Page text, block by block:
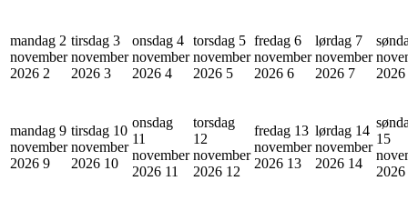
mandag 2
november
2026 2
tirsdag 3
november
2026 3
onsdag 4
november
2026 4
torsdag 5
november
2026 5
fredag 6
november
2026 6
lørdag 7
november
2026 7
2026
mandag 9
november
2026 9
tirsdag 10
november
2026 10
onsdag
11
november
2026 11
torsdag
12
november
2026 12
fredag 13
november
2026 13
lørdag 14
november
2026 14
15
2026